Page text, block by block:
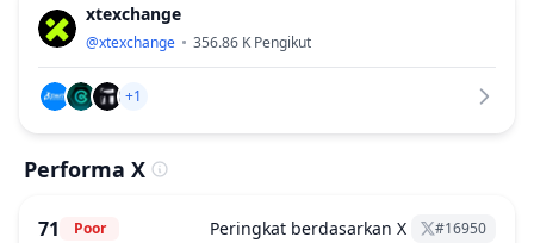
xtexchange
@xtexchange 356.86 K Pengikut
+1
Performa X
71 Poor Peringkat berdasarkan X #16950